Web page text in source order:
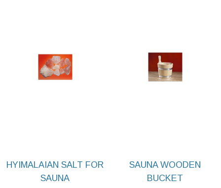
HYIMALAIAN SALT FOR
SAUNA
SAUNA WOODEN
BUCKET